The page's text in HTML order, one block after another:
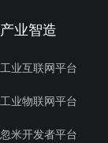
产业智造
工业互联网平台
工业物联网平台
忽米开发者平台